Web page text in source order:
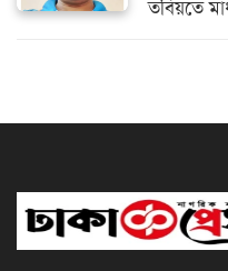
তবিয়তে